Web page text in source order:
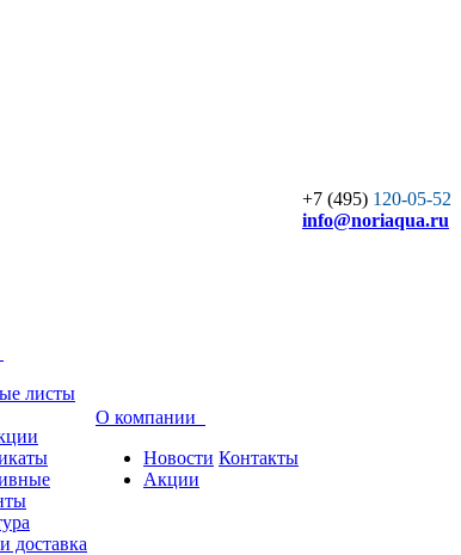
+7 (495) 120-05-52
info@noriaqua.ru
листы
доставка
О компании
Новости
Акции
Контакты